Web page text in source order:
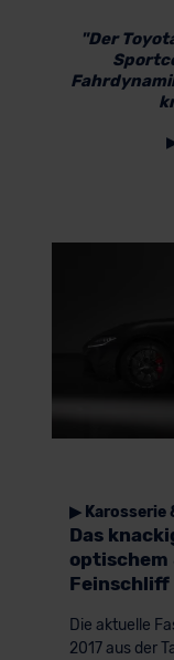
"Der
▶ Karosserie
Das
optischem
Feinschliff
Die aktuelle
2017 aus der